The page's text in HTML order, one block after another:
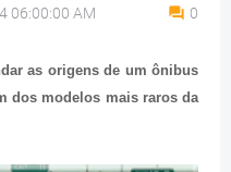
06:00:00 AM 0
as origens de um ônibus
dos modelos mais raros da